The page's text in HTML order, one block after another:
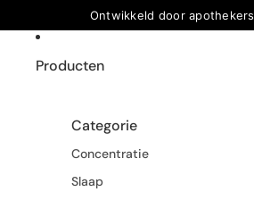
Ontwikkeld door apothekers
Producten
Categorie
Concentratie
Slaap